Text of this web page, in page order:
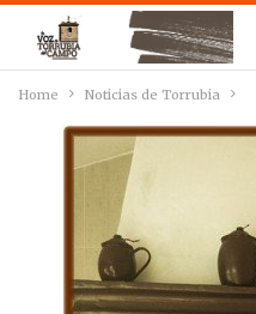
Home Noticias de Torrubia